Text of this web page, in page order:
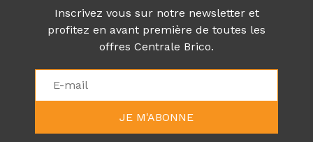
Inscrivez vous sur notre newsletter et
profitez en avant première de toutes les
offres Centrale Brico.